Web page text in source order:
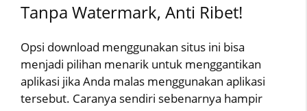
Tanpa Watermark, Anti Ribet!
Opsi download menggunakan situs ini bisa
menjadi pilihan menarik untuk menggantikan
aplikasi jika Anda malas menggunakan aplikasi
tersebut. Caranya sendiri sebenarnya hampir